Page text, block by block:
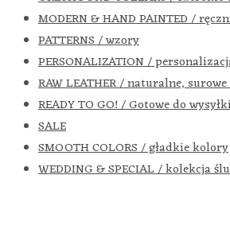
MODERN & HAND PAINTED /
PATTERNS / wzory
PERSONALIZATION /
RAW LEATHER / naturalne,
READY TO GO! / Gotowe do
SALE
SMOOTH COLORS / gładkie kolory
WEDDING & SPECIAL / kolekcja